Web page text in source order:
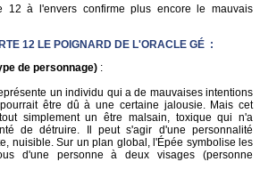
12 à l'envers confirme plus encore le mauvais
12 LE POIGNARD DE L'ORACLE GÉ :
de personnage) :
un individu qui a de mauvaises intentions
être dû à une certaine jalousie. Mais cet
simplement un être malsain, toxique qui n'a
de détruire. Il peut s'agir d'une personnalité
nuisible. Sur un plan global, l'Épée symbolise les
d'une personne à deux visages (personne